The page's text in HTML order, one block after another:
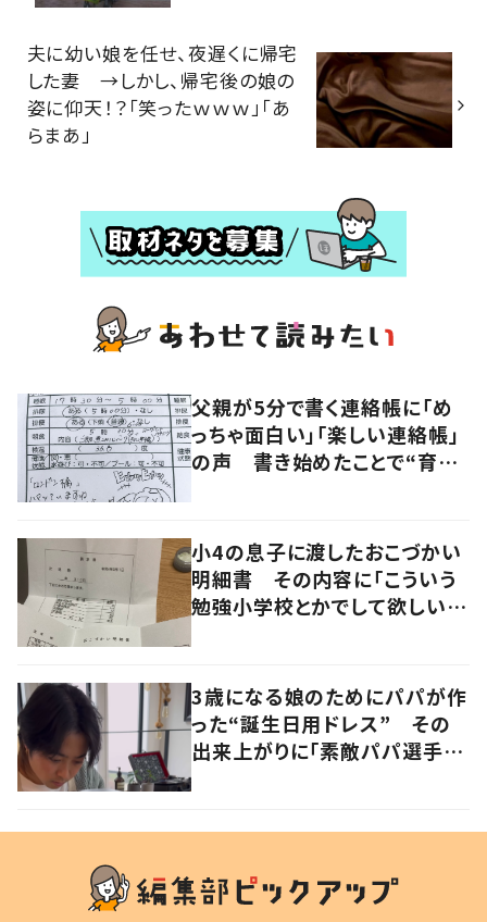
夫に幼い娘を任せ、夜遅くに帰宅
した妻 →しかし、帰宅後の娘の
姿に仰天！？「笑ったｗｗｗ」「あ
らまあ」
父親が5分で書く連絡帳に「め
っちゃ面白い」「楽しい連絡帳」
の声 書き始めたことで“育児
小4の息子に渡したおこづかい
明細書 その内容に「こういう
勉強小学校とかでして欲しい」
3歳になる娘のためにパパが作
った“誕生日用ドレス” その
出来上がりに「素敵パパ選手権